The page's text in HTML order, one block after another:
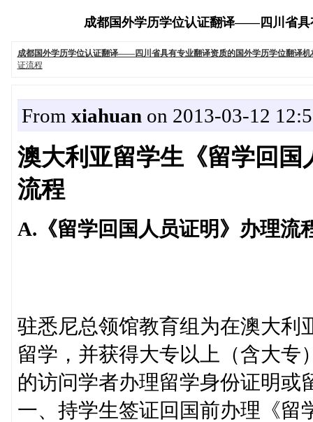
成都国外学历学位认证翻译——四川省具
成都国外学历学位认证翻译——四川省具有专业翻译资质的国外学历学位翻译机
证流程
From xiahuan on 2013-03-12
澳大利亚留学生《留学回
流程
A. 《留学回国人员证明》办理流
驻悉尼总领馆教育组为在澳大利
留学，并获得大专以上（含大专
的访问学者办理留学身份证明或
一、持学生签证回国前办理《留